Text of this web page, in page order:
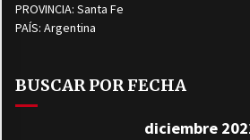
PROVINCIA: Santa Fe
PAÍS: Argentina
BUSCAR POR FECHA
diciembre